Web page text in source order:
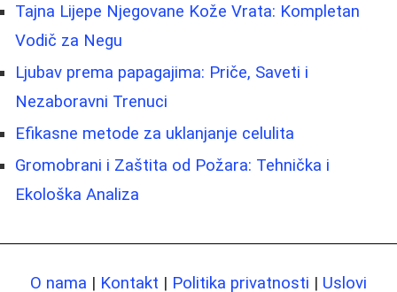
Tajna Lijepe Njegovane Kože Vrata: Kompletan
Vodič za Negu
Ljubav prema papagajima: Priče, Saveti i
Nezaboravni Trenuci
Efikasne metode za uklanjanje celulita
Gromobrani i Zaštita od Požara: Tehnička i
Ekološka Analiza
O nama | Kontakt | Politika privatnosti | Uslovi